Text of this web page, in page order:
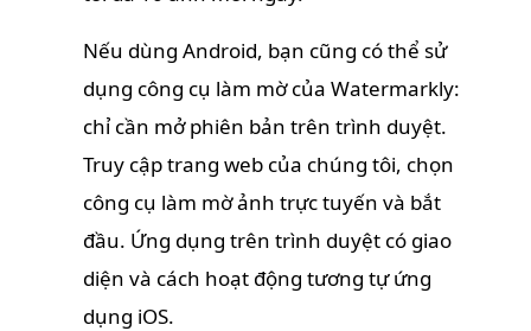
Nếu dùng Android, bạn cũng có thể sử
dụng công cụ làm mờ của Watermarkly:
chỉ cần mở phiên bản trên trình duyệt.
Truy cập trang web của chúng tôi, chọn
công cụ làm mờ ảnh trực tuyến và bắt
đầu. Ứng dụng trên trình duyệt có giao
diện và cách hoạt động tương tự ứng
dụng iOS.